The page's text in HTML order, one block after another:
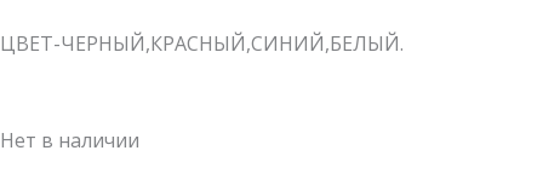
ЦВЕТ-ЧЕРНЫЙ,КРАСНЫЙ,СИНИЙ,БЕЛЫЙ.
Нет в наличии